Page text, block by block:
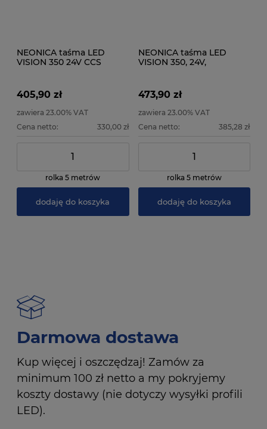
NEONICA taśma LED
VISION 350 24V CCS
SERIA PROFESJONALNA
405,90 zł
zawiera 23.00% VAT
Cena netto:
330,00 zł
rolka 5 metrów
dodaję do koszyka
NEONICA taśma LED
VISION 350, 24V,
miedzi! - 5 metrów -
SERIA PROFESJONALNA
473,90 zł
zawiera 23.00% VAT
Cena netto:
385,28 zł
rolka 5 metrów
dodaję do koszyka
Darmowa dostawa
Kup więcej i oszczędzaj! Zamów za
minimum 100 zł netto a my pokryjemy
koszty dostawy (nie dotyczy wysyłki profili
LED).